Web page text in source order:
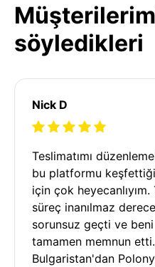
söyledikleri
Nick D
Teslimatımı
bu platformu
için çok heyecanlıyım.
süreç inanılmaz
sorunsuz geçti ve beni
tamamen memnun etti.
Bulgaristan'dan